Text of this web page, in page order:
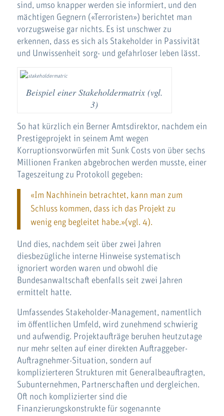
sind, umso knapper werden sie informiert, und den
mächtigen Gegnern («Terroristen») berichtet man
vorzugsweise gar nichts. Es ist unschwer zu
erkennen, dass es sich als Stakeholder in Passivität
und Unwissenheit sorg- und gefahrloser leben lässt.
Beispiel einer Stakeholdermatrix (vgl.
3)
So hat kürzlich ein Berner Amtsdirektor, nachdem ein
Prestigeprojekt in seinem Amt wegen
Korruptionsvorwürfen mit Sunk Costs von über sechs
Millionen Franken abgebrochen werden musste, einer
Tageszeitung zu Protokoll gegeben:
«Im Nachhinein betrachtet, kann man zum
Schluss kommen, dass ich das Projekt zu
wenig eng begleitet habe.»(vgl. 4).
Und dies, nachdem seit über zwei Jahren
diesbezügliche interne Hinweise systematisch
ignoriert worden waren und obwohl die
Bundesanwaltschaft ebenfalls seit zwei Jahren
ermittelt hatte.
Umfassendes Stakeholder-Management, namentlich
im öffentlichen Umfeld, wird zunehmend schwierig
und aufwendig. Projektaufträge beruhen heutzutage
nur mehr selten auf einer direkten Auftraggeber-
Auftragnehmer-Situation, sondern auf
komplizierteren Strukturen mit Generalbeauftragten,
Subunternehmen, Partnerschaften und dergleichen.
Oft noch komplizierter sind die
Finanzierungskonstrukte für sogenannte